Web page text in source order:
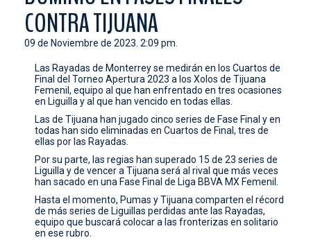
CONTACTO
CONTRA TIJUANA
09 de Noviembre de 2023. 2:09 pm.
Las Rayadas de Monterrey se medirán en los Cuartos de
Final del Torneo Apertura 2023 a los Xolos de Tijuana
Femenil, equipo al que han enfrentado en tres ocasiones
en Liguilla y al que han vencido en todas ellas.
Las de Tijuana han jugado cinco series de Fase Final y en
todas han sido eliminadas en Cuartos de Final, tres de
ellas por las Rayadas.
Por su parte, las regias han superado 15 de 23 series de
Liguilla y de vencer a Tijuana será al rival que más veces
han sacado en una Fase Final de Liga BBVA MX Femenil.
Hasta el momento, Pumas y Tijuana comparten el récord
de más series de Liguillas perdidas ante las Rayadas,
equipo que buscará colocar a las fronterizas en solitario
en ese rubro.